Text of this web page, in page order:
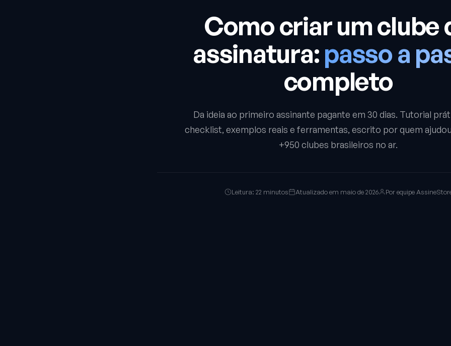
Como criar um clube
assinatura:passo a
completo
Da ideia ao primeiro assinante pagante em 30 dias. Tutorial
checklist, exemplos reais e ferramentas, escrito por quem
+950 clubes brasileiros no ar.
Leitura: 22 minutos Atualizado em maio de 2026 Por equipe